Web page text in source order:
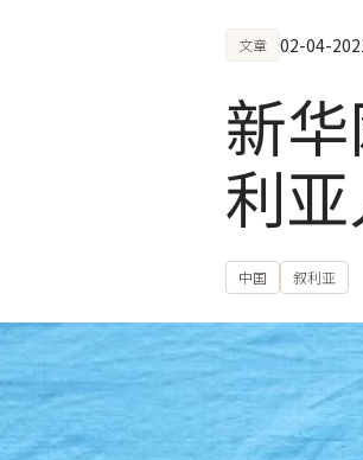
文章 02-04-
新
利
中国 叙利亚